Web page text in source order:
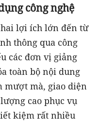
công nghệ
lợi ích lớn đến từ
thông qua công
các đơn vị giảng
toàn bộ nội dung
mượt mà, giao diện
cao phục vụ
kiệm rất nhiều